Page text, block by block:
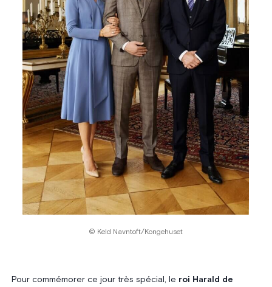
© Keld Navntoft/Kongehuset
Pour commémorer ce jour très spécial, le roi Harald de